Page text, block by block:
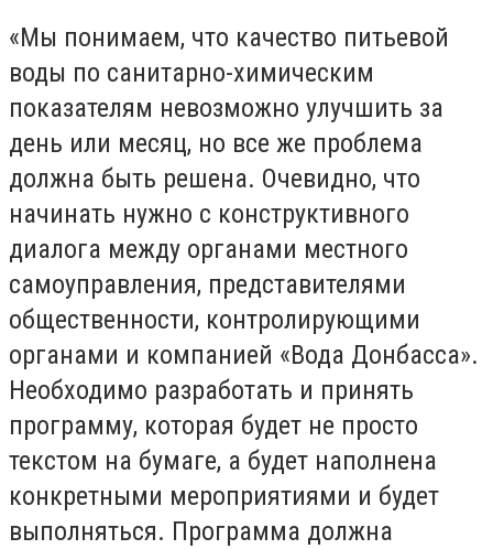
«Мы понимаем, что качество питьевой
воды по санитарно-химическим
показателям невозможно улучшить за
день или месяц, но все же проблема
должна быть решена. Очевидно, что
начинать нужно с конструктивного
диалога между органами местного
самоуправления, представителями
общественности, контролирующими
органами и компанией «Вода Донбасса».
Необходимо разработать и принять
программу, которая будет не просто
текстом на бумаге, а будет наполнена
конкретными мероприятиями и будет
выполняться. Программа должна